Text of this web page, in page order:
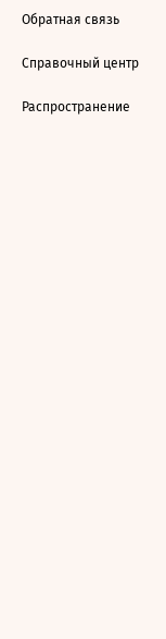
Обратная связь
Справочный центр
Распространение